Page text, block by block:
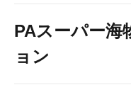
PAスーパー海
ョン